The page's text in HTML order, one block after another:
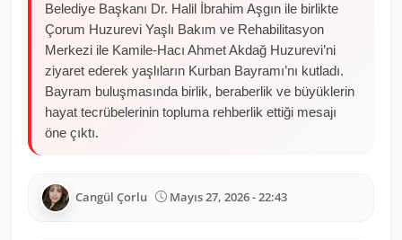
Belediye Başkanı Dr. Halil İbrahim Aşgın ile birlikte
Çorum Huzurevi Yaşlı Bakım ve Rehabilitasyon
Merkezi ile Kamile-Hacı Ahmet Akdağ Huzurevi’ni
ziyaret ederek yaşlıların Kurban Bayramı’nı kutladı.
Bayram buluşmasında birlik, beraberlik ve büyüklerin
hayat tecrübelerinin topluma rehberlik ettiği mesajı
öne çıktı.
Cangül Çorlu Mayıs 27, 2026 - 22:43